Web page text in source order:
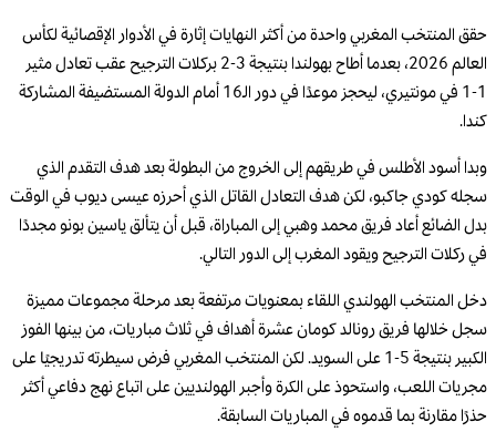
حقق المنتخب المغربي واحدة من أكثر النهايات إثارة في الأدوار الإقصائية لكأس
العالم 2026، بعدما أطاح بهولندا بنتيجة 3-2 بركلات الترجيح عقب تعادل مثير
1-1 في مونتيري، ليحجز موعدًا في دور الـ16 أمام الدولة المستضيفة المشاركة
كندا.
وبدا أسود الأطلس في طريقهم إلى الخروج من البطولة بعد هدف التقدم الذي
سجله كودي جاكبو، لكن هدف التعادل القاتل الذي أحرزه عيسى ديوب في الوقت
بدل الضائع أعاد فريق محمد وهبي إلى المباراة، قبل أن يتألق ياسين بونو مجددًا
في ركلات الترجيح ويقود المغرب إلى الدور التالي.
دخل المنتخب الهولندي اللقاء بمعنويات مرتفعة بعد مرحلة مجموعات مميزة
سجل خلالها فريق رونالد كومان عشرة أهداف في ثلاث مباريات، من بينها الفوز
الكبير بنتيجة 5-1 على السويد. لكن المنتخب المغربي فرض سيطرته تدريجيًا على
مجريات اللعب، واستحوذ على الكرة وأجبر الهولنديين على اتباع نهج دفاعي أكثر
حذرًا مقارنة بما قدموه في المباريات السابقة.